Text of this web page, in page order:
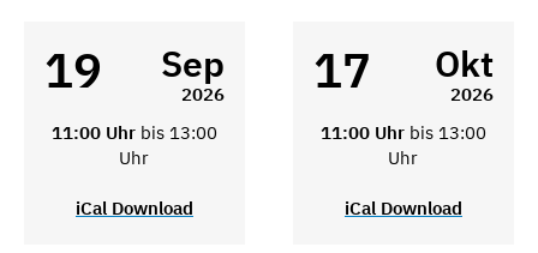
19 Sep
2026
11:00 Uhr bis 13:00
Uhr
iCal Download
17 Okt
2026
11:00 Uhr bis 13:00
Uhr
iCal Download